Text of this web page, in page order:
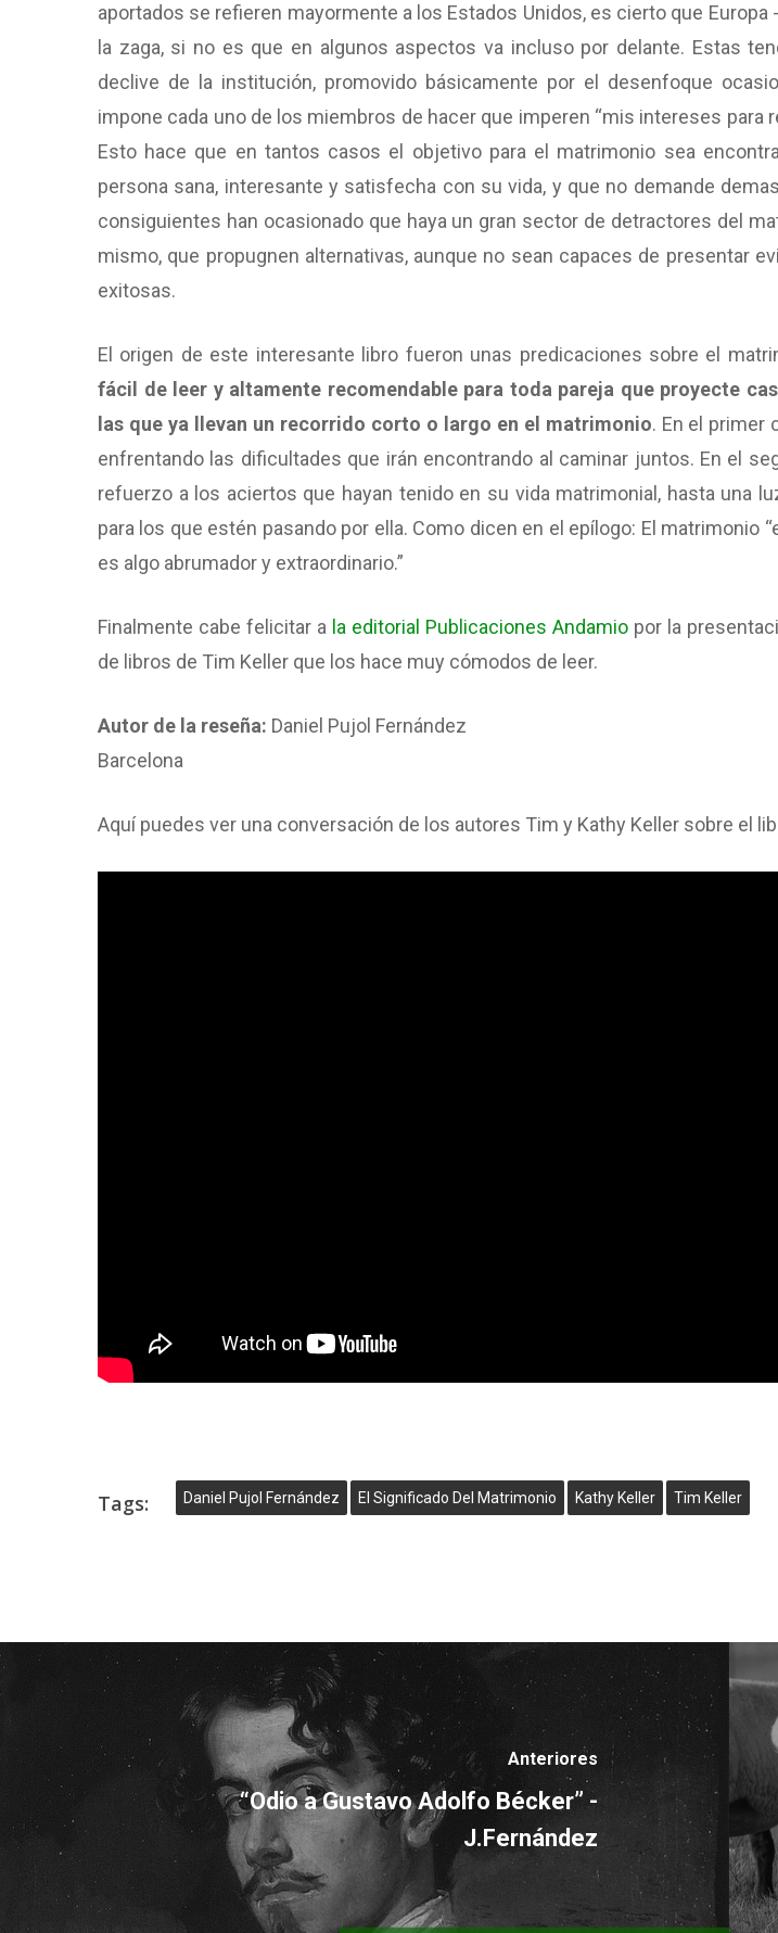
aportados se refieren mayormente a los Estados Unidos, es cierto que Europa
la zaga, si no es que en algunos aspectos va incluso por delante. Estas
declive de la institución, promovido básicamente por el desenfoque
impone cada uno de los miembros de hacer que imperen “mis intereses para
Esto hace que en tantos casos el objetivo para el matrimonio sea
persona sana, interesante y satisfecha con su vida, y que no demande
consiguientes han ocasionado que haya un gran sector de detractores del
mismo, que propugnen alternativas, aunque no sean capaces de presentar
exitosas.
El origen de este interesante libro fueron unas predicaciones sobre el
fácil de leer y altamente recomendable para toda pareja que proyecte
las que ya llevan un recorrido corto o largo en el matrimonio. En el primer
enfrentando las dificultades que irán encontrando al caminar juntos. En el
refuerzo a los aciertos que hayan tenido en su vida matrimonial, hasta una
para los que estén pasando por ella. Como dicen en el epílogo: El matrimonio
es algo abrumador y extraordinario.”
Finalmente cabe felicitar a la editorial Publicaciones Andamiopor la
de libros de Tim Keller que los hace muy cómodos de leer.
Autor de la reseña: Daniel Pujol Fernández
Barcelona
Aquí puedes ver una conversación de los autores Tim y Kathy Keller sobre el
Tags: Daniel Pujol Fernández El Significado Del Matrimonio Kathy Keller Tim Keller
Anteriores
“Odio a Gustavo Adolfo Bécker” -
J.Fernández